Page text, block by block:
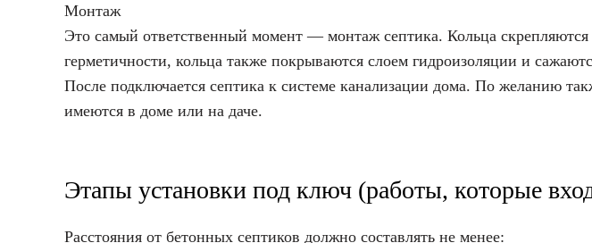
Монтаж
Это самый ответственный момент — монтаж септика. Кольца
герметичности, кольца также покрываются слоем гидроизоляции и
После подключается септика к системе канализации дома. По желанию
имеются в доме или на даче.
Этапы установки под ключ (работы, которые
Расстояния от бетонных септиков должно составлять не менее: